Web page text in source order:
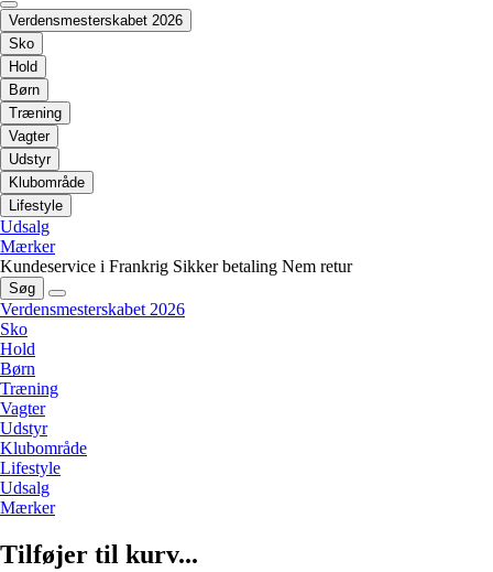
Verdensmesterskabet 2026
Sko
Hold
Børn
Træning
Vagter
Udstyr
Klubområde
Lifestyle
Udsalg
Mærker
Kundeservice i Frankrig Sikker betaling Nem retur
Søg
Verdensmesterskabet 2026
Sko
Hold
Børn
Træning
Vagter
Udstyr
Klubområde
Lifestyle
Udsalg
Mærker
Tilføjer til kurv...